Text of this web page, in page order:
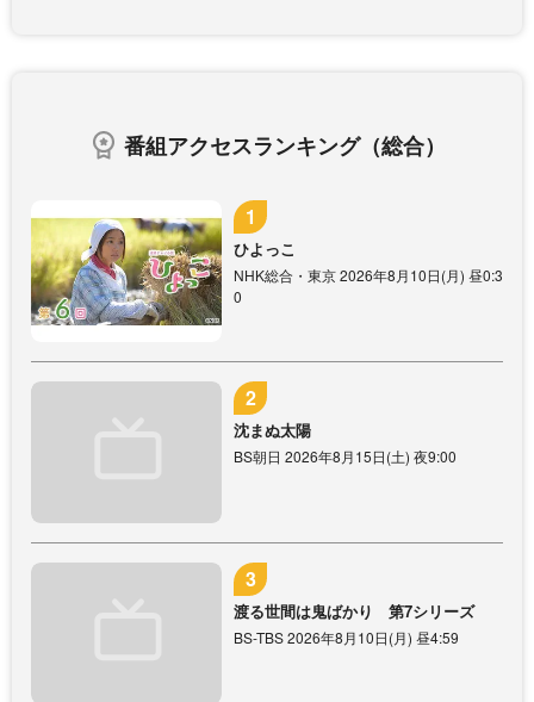
番組アクセスランキング（総合）
ひよっこ
NHK総合・東京 2026年8月10日(月) 昼0:3
0
沈まぬ太陽
BS朝日 2026年8月15日(土) 夜9:00
渡る世間は鬼ばかり 第7シリーズ
BS-TBS 2026年8月10日(月) 昼4:59